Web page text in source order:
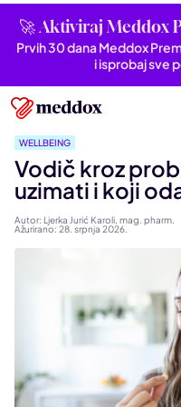
🚀 Aktiviraj Meddox
Prvih 30 dana Meddox
i isprobaj sve
WELLBEING
Vodič kroz
uzimati i koji
Autor: Ljerka Jurić Karoli, mag. pharm.
Ažurirano: 28. srpnja 2026.